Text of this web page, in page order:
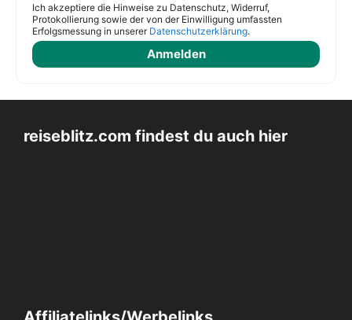
Ich akzeptiere die Hinweise zu Datenschutz, Widerruf,
Protokollierung sowie der von der Einwilligung umfassten
Erfolgsmessung in unserer Datenschutzerklärung.
reiseblitz.com findest du auch hier